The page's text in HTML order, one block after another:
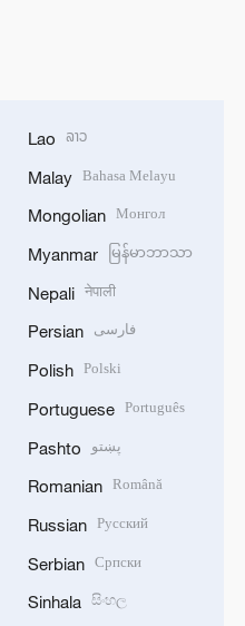
Lao ລາວ
Malay Bahasa Melayu
Mongolian Монгол
Myanmar မြန်မာဘာသာ
Nepali नेपाली
Persian فارسی
Polish Polski
Portuguese Português
Pashto پښتو
Romanian Română
Russian Русский
Serbian Српски
Sinhala සිංහල